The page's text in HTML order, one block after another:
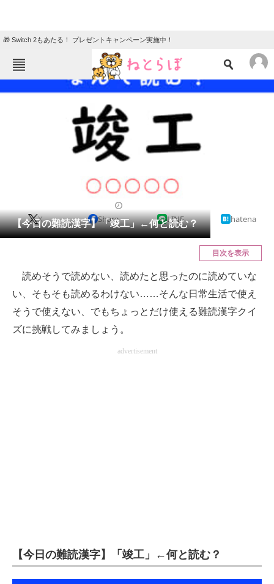
🎁 Switch 2もあたる！ プレゼントキャンペーン実施中！
ねとらぼメニュー
クイズ
地域
リサーチ
会員記事
注目記事を集めた総合ページ
ITの今と未来を見通す
スマホと通信の最新トレンド
進化するPCとデバイスの未来
企業向けIT製品の総合サイト
【今日の難読漢字】「竣工」←何と読む？
X Share LINE hatena
目次を表示
読めそうで読めない、読めたと思ったのに読めていな
い、そもそも読めるわけない……そんな日常生活で使え
そうで使えない、でもちょっとだけ使える難読漢字クイ
ズに挑戦してみましょう。
advertisement
【今日の難読漢字】「竣工」←何と読む？